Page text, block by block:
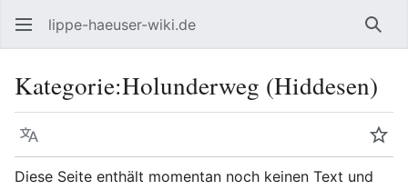
lippe-haeuser-wiki.de
Kategorie:Holunderweg (Hiddesen)
Sprache
Diese Seite enthält momentan noch keinen Text und